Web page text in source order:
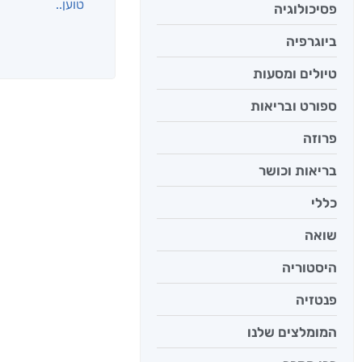
פסיכולוגיה
ביוגרפיה
טיולים ומסעות
ספורט ובריאות
פרוזה
בריאות וכושר
כללי
שואה
היסטוריה
פנטזיה
המומלצים שלנו